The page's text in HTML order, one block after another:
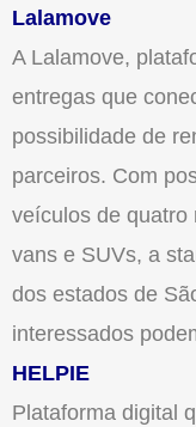
Lalamove
A Lalamove,
entregas que
possibilidade de
parceiros. Com
veículos de quatro
vans e SUVs, a
dos estados de
interessados
HELPIE
Plataforma digital